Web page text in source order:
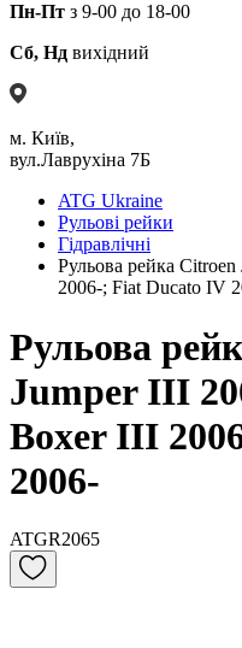
Пн-Пт з 9-00 до 18-00
Сб, Нд вихідний
м. Київ,
вул.Лаврухіна 7Б
ATG Ukraine
Рульові рейки
Гідравлічні
Рульова рейка
2006-; Fiat Ducato IV
Рульова
Jumper III
Boxer III
2006-
ATGR2065